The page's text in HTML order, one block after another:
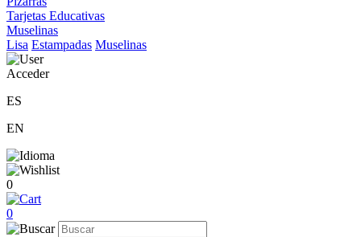
Tarjetas Educativas
Muselinas
Lisa Estampadas Muselinas
Acceder
ES
EN
0
0